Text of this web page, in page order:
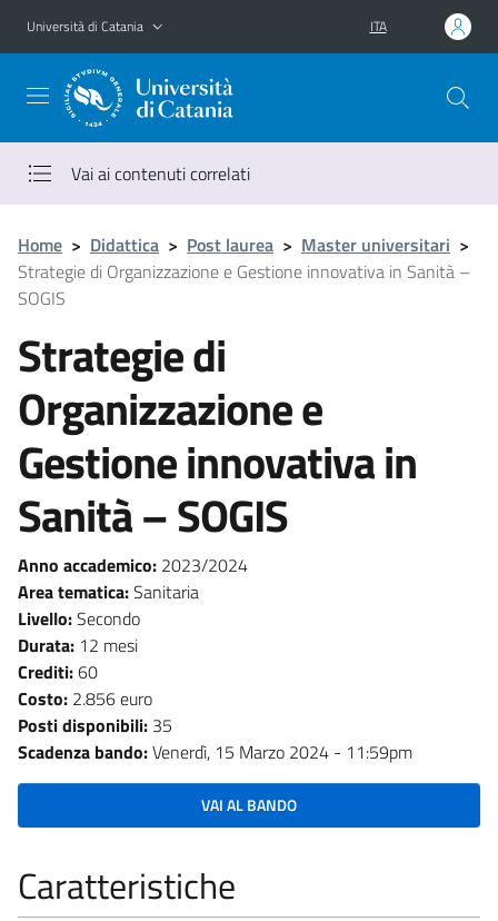
Vai al contenuto principale
Vai al menu di navigazione
Università di Catania ITA
Vai ai contenuti correlati
Home > Didattica > Post laurea > Master universitari >
Strategie di Organizzazione e Gestione innovativa in Sanità –
SOGIS
Strategie di
Organizzazione e
Gestione innovativa in
Sanità – SOGIS
Anno accademico: 2023/2024
Area tematica:Sanitaria
Livello:Secondo
Durata: 12 mesi
Crediti:60
Costo: 2.856 euro
Posti disponibili: 35
Scadenza bando:Venerdì, 15 Marzo 2024 - 11:59pm
VAI AL BANDO
Caratteristiche